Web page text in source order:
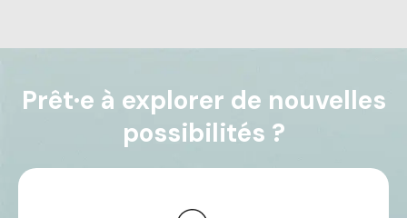
Prêt·e à explorer de nouvelles
possibilités ?